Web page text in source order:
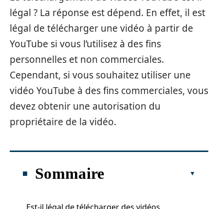
légal ? La réponse est dépend. En effet, il est
légal de télécharger une vidéo à partir de
YouTube si vous l’utilisez à des fins
personnelles et non commerciales.
Cependant, si vous souhaitez utiliser une
vidéo YouTube à des fins commerciales, vous
devez obtenir une autorisation du
propriétaire de la vidéo.
Sommaire
Est-il légal de télécharger des vidéos